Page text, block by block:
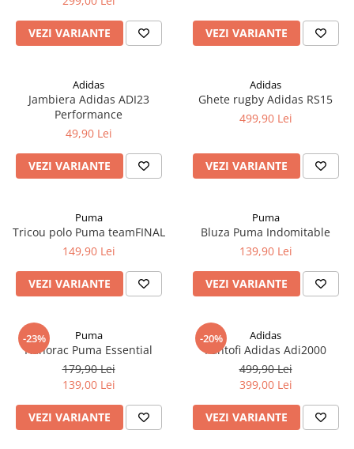
VEZI VARIANTE VEZI VARIANTE
Adidas
Jambiera Adidas ADI23
Performance
49,90 Lei
VEZI VARIANTE
Adidas
Ghete rugby Adidas RS15
499,90 Lei
VEZI VARIANTE
Puma
Tricou polo Puma teamFINAL
149,90 Lei
VEZI VARIANTE
Puma
Bluza Puma Indomitable
139,90 Lei
VEZI VARIANTE
-23% Puma
Hanorac Puma Essential
179,90 Lei
139,00 Lei
VEZI VARIANTE
-20% Adidas
Pantofi Adidas Adi2000
499,90 Lei
399,00 Lei
VEZI VARIANTE